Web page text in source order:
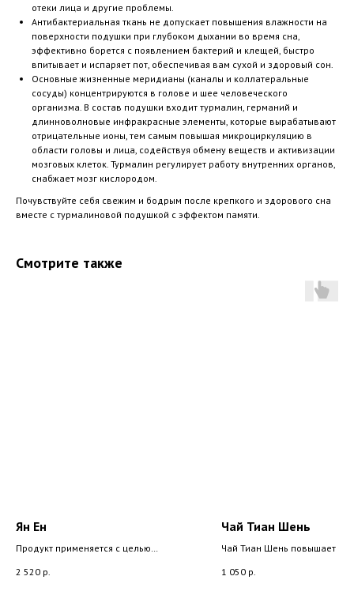
отеки лица и другие проблемы.
Антибактериальная ткань не допускает повышения влажности на
поверхности подушки при глубоком дыхании во время сна,
эффективно борется с появлением бактерий и клещей, быстро
впитывает и испаряет пот, обеспечивая вам сухой и здоровый сон.
Основные жизненные меридианы (каналы и коллатеральные
сосуды) концентрируются в голове и шее человеческого
организма. В состав подушки входит турмалин, германий и
длинноволновые инфракрасные элементы, которые вырабатывают
отрицательные ионы, тем самым повышая микроциркуляцию в
области головы и лица, содействуя обмену веществ и активизации
мозговых клеток. Турмалин регулирует работу внутренних органов,
снабжает мозг кислородом.
Почувствуйте себя свежим и бодрым после крепкого и здорового сна
вместе с турмалиновой подушкой с эффектом памяти.
Смотрите также
Ян Ен
Продукт применяется с целью
зрения, снижает утомляемость глаз.
2 520 р.
Чай Тиан Шень
Чай Тиан Шень повышает
оказывает
1 050 р.